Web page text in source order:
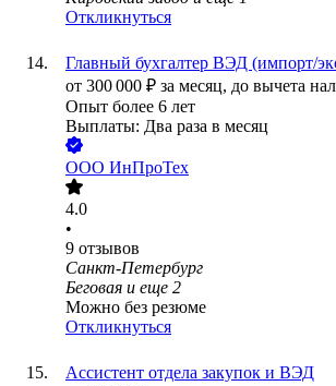
Откликнуться
Главный бухгалтер ВЭД (импорт/
от 300 000 ₽ за месяц, до вычета
Опыт более 6 лет
Выплаты: Два раза в месяц
ООО ИнПроТех
4.0
•
9 отзывов
Санкт-Петербург
Беговая и еще 2
Можно без резюме
Откликнуться
Ассистент отдела закупок и ВЭД